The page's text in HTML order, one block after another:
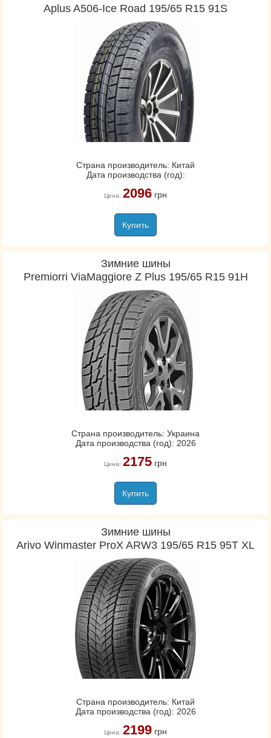
Aplus A506-Ice Road 195/65 R15 91S
Страна производитель: Китай
Дата производства (год):
Цена: 2096грн
Купить
Зимние шины
Premiorri ViaMaggiore Z Plus 195/65 R15 91H
Страна производитель: Украина
Дата производства (год): 2026
Цена: 2175грн
Купить
Зимние шины
Arivo Winmaster ProX ARW3 195/65 R15 95T XL
Страна производитель: Китай
Дата производства (год): 2026
Цена: 2199грн